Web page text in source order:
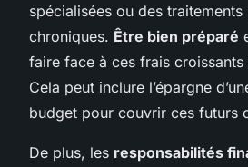
spécialisées ou des
chroniques. Être bien préparé
faire face à ces frais
Cela peut inclure l’épargne
budget pour couvrir ces futurs
De plus, les responsabilités